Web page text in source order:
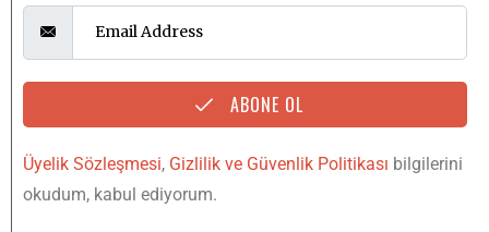
ABONE OL
Üyelik Sözleşmesi, Gizlilik ve Güvenlik Politikası bilgilerini
okudum, kabul ediyorum.